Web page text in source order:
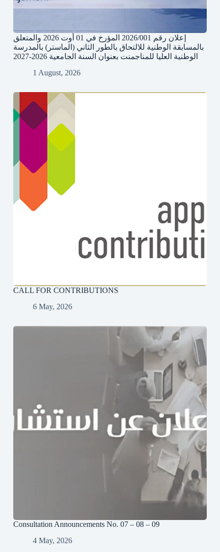
إعلان رقم 2026/001 المؤرخ في 01 أوت 2026 والمتعلق
بالمسابقة الوطنية للالتحاق بالطور الثاني (الماستر) بالمدرسة
الوطنية العليا للمناجمنت بعنوان السنة الجامعية 2026-2027
1 August, 2026
CALL FOR CONTRIBUTIONS
6 May, 2026
Consultation Announcements No. 07 – 08 – 09
4 May, 2026